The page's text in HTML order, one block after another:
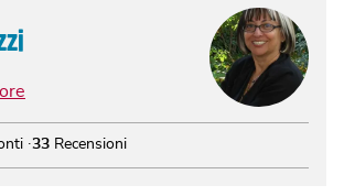
33 Recensioni